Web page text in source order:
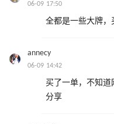
06-09 17:50
全都是一些大牌，
annecy
06-09 14:42
买了一单，不知
分享